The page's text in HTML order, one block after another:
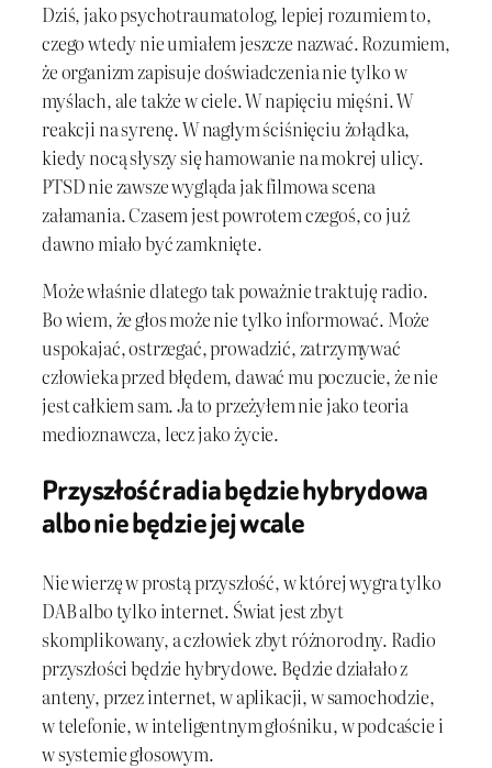
Dziś, jako psychotraumatolog, lepiej rozumiem to,
czego wtedy nie umiałem jeszcze nazwać. Rozumiem,
że organizm zapisuje doświadczenia nie tylko w
myślach, ale także w ciele. W napięciu mięśni. W
reakcji na syrenę. W nagłym ściśnięciu żołądka,
kiedy nocą słyszy się hamowanie na mokrej ulicy.
PTSD nie zawsze wygląda jak filmowa scena
załamania. Czasem jest powrotem czegoś, co już
dawno miało być zamknięte.
Może właśnie dlatego tak poważnie traktuję radio.
Bo wiem, że głos może nie tylko informować. Może
uspokajać, ostrzegać, prowadzić, zatrzymywać
człowieka przed błędem, dawać mu poczucie, że nie
jest całkiem sam. Ja to przeżyłem nie jako teoria
medioznawcza, lecz jako życie.
Przyszłość radia będzie hybrydowa
albo nie będzie jej wcale
Nie wierzę w prostą przyszłość, w której wygra tylko
DAB albo tylko internet. Świat jest zbyt
skomplikowany, a człowiek zbyt różnorodny. Radio
przyszłości będzie hybrydowe. Będzie działało z
anteny, przez internet, w aplikacji, w samochodzie,
w telefonie, w inteligentnym głośniku, w podcaście i
w systemie głosowym.